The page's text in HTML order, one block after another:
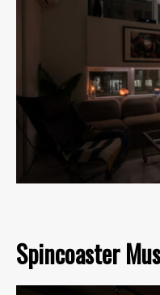
Spincoaster